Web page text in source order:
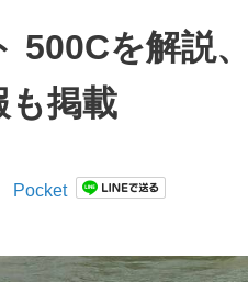
500Cを解説
も掲載
Pocket